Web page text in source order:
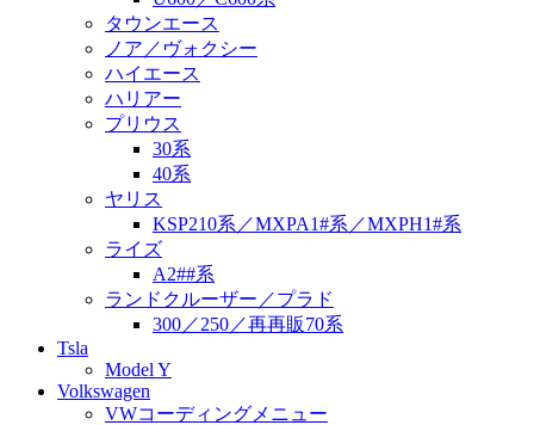
タウンエース
ノア／ヴォクシー
ハイエース
ハリアー
プリウス
30系
40系
ヤリス
KSP210系／MXPA1#系／MXPH1#系
ライズ
A2##系
ランドクルーザー／プラド
300／250／再再販70系
Tsla
Model Y
Volkswagen
VWコーディングメニュー